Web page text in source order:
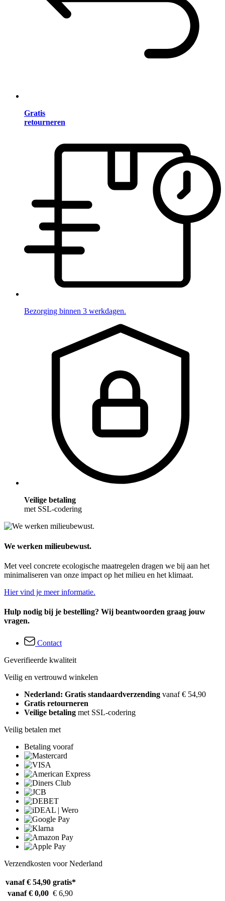
Gratis
retourneren
Bezorging binnen 3 werkdagen.
Veilige betaling
met SSL-codering
We werken milieubewust.
Met veel concrete ecologische maatregelen dragen we bij aan het
minimaliseren van onze impact op het milieu en het klimaat.
Hier vind je meer informatie.
Hulp nodig bij je bestelling? Wij beantwoorden graag jouw
vragen.
Contact
Geverifieerde kwaliteit
Veilig en vertrouwd winkelen
Nederland: Gratis standaardverzending vanaf € 54,90
Gratis retourneren
Veilige betaling met SSL-codering
Veilig betalen met
Betaling vooraf
Verzendkosten voor Nederland
vanaf € 54,90 gratis*
vanaf € 0,00 € 6,90